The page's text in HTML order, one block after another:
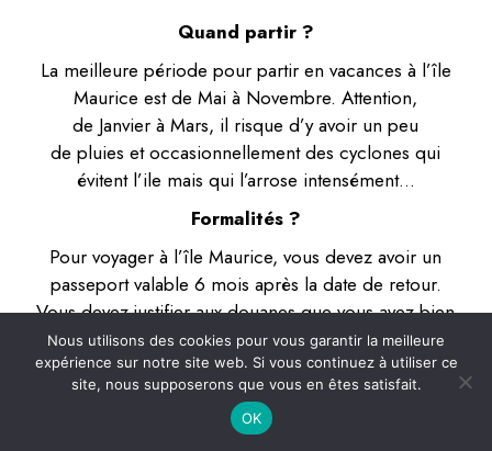
Quand partir ?
La meilleure période pour partir en vacances à l’île
Maurice est de Mai à Novembre. Attention,
de Janvier à Mars, il risque d’y avoir un peu
de pluies et occasionnellement des cyclones qui
évitent l’ile mais qui l’arrose intensément…
Formalités ?
Pour voyager à l’île Maurice, vous devez avoir un
passeport valable 6 mois après la date de retour.
Vous devez justifier aux douanes que vous avez bien
un hébergement à l’île Maurice et un vol retour de
réservé.
Comment aller à l’île Maurice ?
Il y a plusieurs compagnies aériennes qui desservent
Nous utilisons des cookies pour vous garantir la meilleure
expérience sur notre site web. Si vous continuez à utiliser ce
site, nous supposerons que vous en êtes satisfait.
OK